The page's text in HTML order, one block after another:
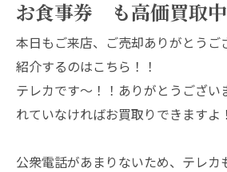
お食事券 も高価買取中
本日もご来店、ご売却ありがとうご
紹介するのはこちら！！
テレカです～！！ありがとうござい
れていなければお買取りできますよ
公衆電話があまりないため、テレカ